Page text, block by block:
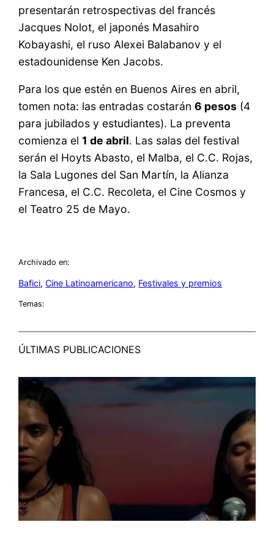
presentarán retrospectivas del francés
Jacques Nolot, el japonés Masahiro
Kobayashi, el ruso Alexei Balabanov y el
estadounidense Ken Jacobs.
Para los que estén en Buenos Aires en abril,
tomen nota: las entradas costarán6 pesos (4
para jubilados y estudiantes). La preventa
comienza el1 de abril. Las salas del festival
serán el Hoyts Abasto, el Malba, el C.C. Rojas,
la Sala Lugones del San Martín, la Alianza
Francesa, el C.C. Recoleta, el Cine Cosmos y
el Teatro 25 de Mayo.
Archivado en:
Bafici, Cine Latinoamericano, Festivales y premios
Temas:
ÚLTIMAS PUBLICACIONES